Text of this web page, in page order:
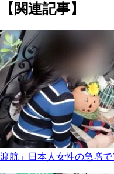
【関連記事】
渡航」日本人女性の急増